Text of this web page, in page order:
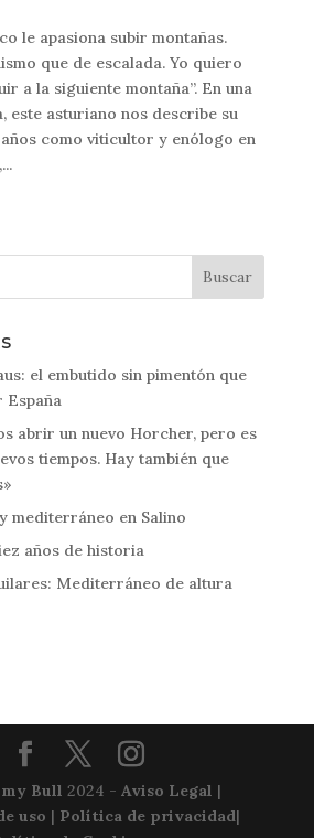
le apasiona subir montañas.
que de escalada. Yo quiero
a la siguiente montaña”. En una
este asturiano nos describe su
como viticultor y enólogo en
el embutido sin pimentón que
España
abrir un nuevo Horcher, pero es
tiempos. Hay también que
mediterráneo en Salino
años de historia
Mediterráneo de altura
Bull 2024 - Aviso Legal |
uso | Política de privacidad|